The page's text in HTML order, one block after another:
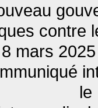
contre
8 mars
le